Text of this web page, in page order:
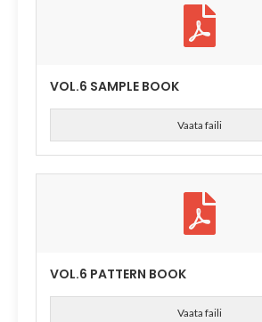
VOL.6 SAMPLE BOOK
Vaata faili
VOL.6 PATTERN BOOK
Vaata faili